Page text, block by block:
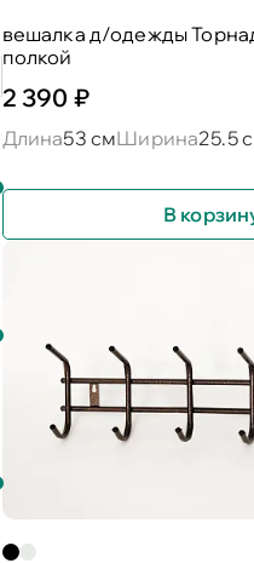
вешалка д/одежды
полкой
2 390 ₽
Длина53 смШирина25.5
В